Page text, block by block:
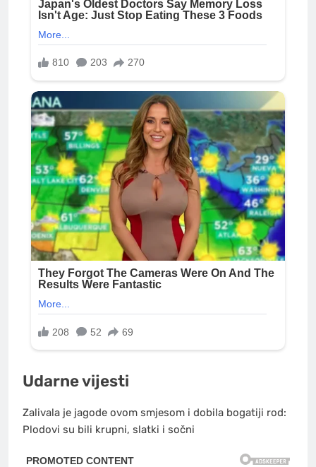
Udarne vijesti
Zalivala je jagode ovom smjesom i dobila bogatiji rod:
Plodovi su bili krupni, slatki i sočni